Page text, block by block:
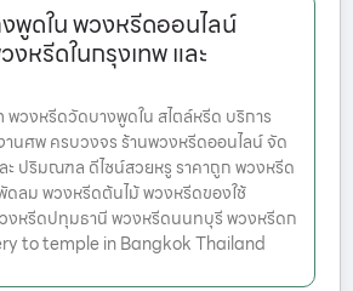
พูดใน พวงหรีดออนไลน์
หรีดในกรุงเทพ และ
วงหรีดวัดบางพูดใน สไตล์หรีด บริการ
นศพ ครบวงจร ร้านพวงหรีดออนไลน์ จัด
ะ ปริมณฑล ดีไซน์สวยหรู ราคาถูก พวงหรีด
ลม พวงหรีดต้นไม้ พวงหรีดของใช้
งหรีดปทุมธานี พวงหรีดนนทบุรี พวงหรีดก
to temple in Bangkok Thailand